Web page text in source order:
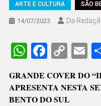
ARTE E CULTURA SÃO
14/07/2023 Da
WhatsApp
GRANDE COVER DO
APRESENTA NESTA
BENTO DO SUL